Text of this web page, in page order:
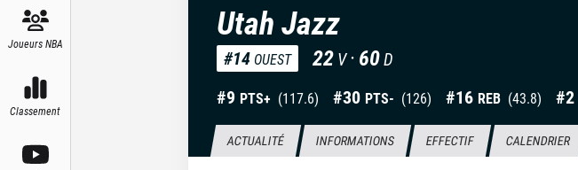
Joueurs NBA
Classement
Utah Jazz
#14 OUEST 22 V ·60D
#9 PTS+ (117.6) #30 PTS- (126) #16 REB (43.8) #2
ACTUALITÉ INFORMATIONS EFFECTIF CALENDRIER